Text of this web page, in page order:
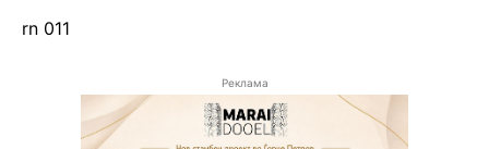
rn 011
Реклама